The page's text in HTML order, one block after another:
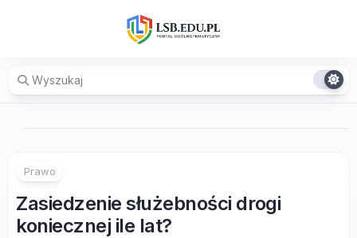
Prawo
Zasiedzenie służebności drogi
koniecznej ile lat?